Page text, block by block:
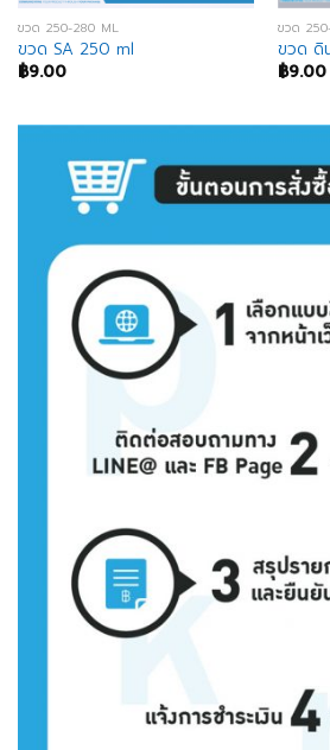
ขวด 250-280 ML
ขวด SA 250 ml
฿9.00
ขวด
ขวด ดิ
฿9.00